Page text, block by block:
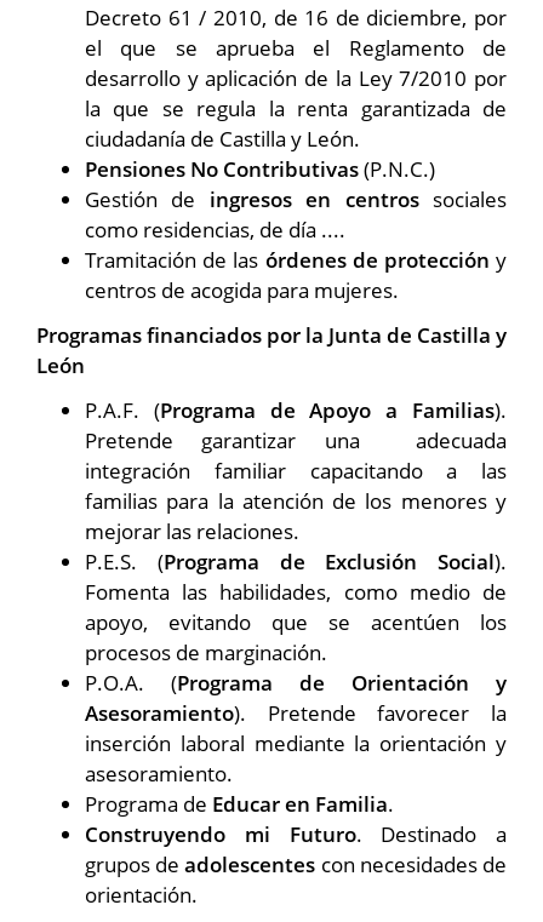
Decreto 61 / 2010, de 16 de diciembre, por
el que se aprueba el Reglamento de
desarrollo y aplicación de la Ley 7/2010 por
la que se regula la renta garantizada de
ciudadanía de Castilla y León.
Pensiones No Contributivas(P.N.C.)
Gestión de ingresos en centrossociales
como residencias, de día ....
Tramitación de las órdenes de protección y
centros de acogida para mujeres.
Programas financiados por la Junta de Castilla y
León
P.A.F. (Programa de Apoyo a Familias).
Pretende garantizar una adecuada
integración familiar capacitando a las
familias para la atención de los menores y
mejorar las relaciones.
P.E.S. (Programa de Exclusión Social).
Fomenta las habilidades, como medio de
apoyo, evitando que se acentúen los
procesos de marginación.
P.O.A. (Programa de Orientación y
Asesoramiento). Pretende favorecer la
inserción laboral mediante la orientación y
asesoramiento.
Programa de Educar en Familia.
Construyendo mi Futuro. Destinado a
grupos deadolescentes con necesidades de
orientación.